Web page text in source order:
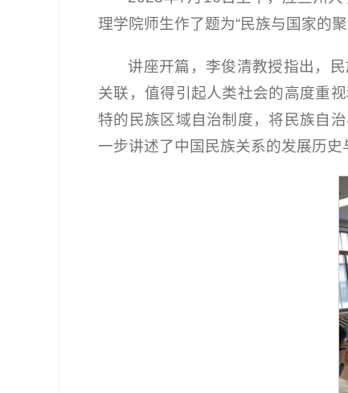
理学院师生作了题为“民族与国家的聚
讲座开篇，李俊清教授指出，
关联，值得引起人类社会的高度重
特的民族区域自治制度，将民族自
一步讲述了中国民族关系的发展历